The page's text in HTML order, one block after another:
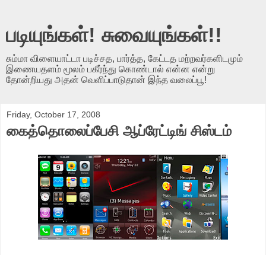
படியுங்கள்! சுவையுங்கள்!!
சும்மா விளையாட்டா படிச்சத, பார்த்த, கேட்டத மற்றவர்களிடமும்
இணையதளம் மூலம் பகீர்ந்து கொண்டால் என்ன என்று
தோன்றியது அதன் வெளிப்பாடுதான் இந்த வலைப்பூ!
Friday, October 17, 2008
கைத்தொலைப்பேசி ஆப்ரேட்டிங் சிஸ்டம்